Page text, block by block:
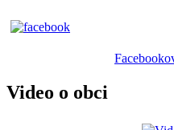
Video o obci